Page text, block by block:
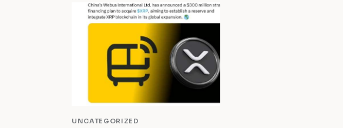
UNCATEGORIZED